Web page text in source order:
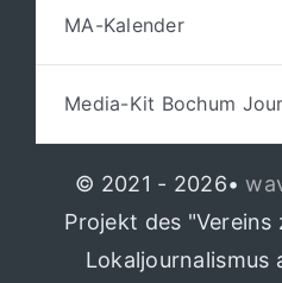
MA-Kalender
Media-Kit Bochum
© 2021 - 2026•
Projekt des "Vereins
Lokaljournalismus